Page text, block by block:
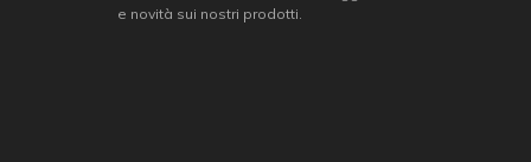
e novità sui nostri prodotti.